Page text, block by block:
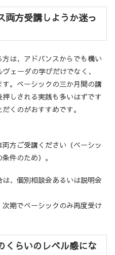
両方受講しようか迷っ
は、アドバンスからでも構い
ェーダの学びだけでなく、
。ベーシックの三か月間の講
しされる実践も多いはずです
くのがおすすめです。
方ご受講ください（ベーシッ
件のため）。
、個別相談会あるいは説明会
期でベーシックのみ再度受け
くらいのレベル感にな